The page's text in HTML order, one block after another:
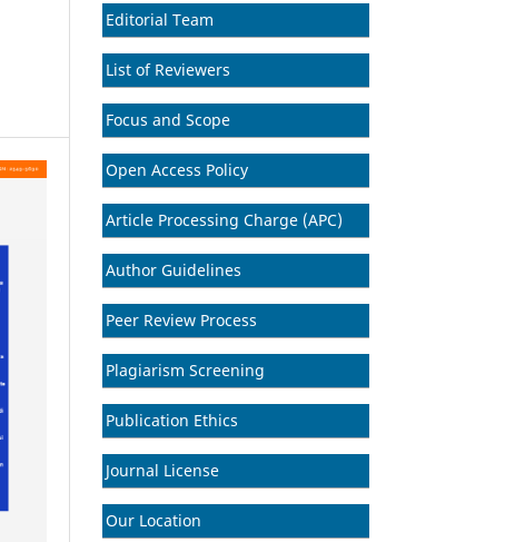
Editorial Team
List of Reviewers
Focus and Scope
Open Access Policy
Article Processing Charge (APC)
Author Guidelines
Peer Review Process
Plagiarism Screening
Publication Ethics
Journal License
Our Location